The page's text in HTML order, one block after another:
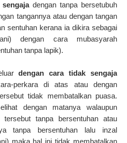
dengan tanpa bersetubuh
tangannya atau dengan tangan
sentuhan kerana ia dikira sebagai
dengan cara mubasyarah
tanpa lapik).
dengan cara tidak sengaja
perkara di atas atau dengan
tidak membatalkan puasa.
dengan matanya walaupun
tersebut tanpa bersentuhan atau
tanpa bersentuhan lalu inzal